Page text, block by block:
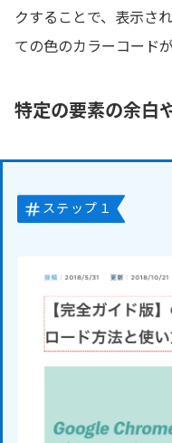
クすることで、表示さ
ての色のカラーコード
特定の要素の余白
ステップ１